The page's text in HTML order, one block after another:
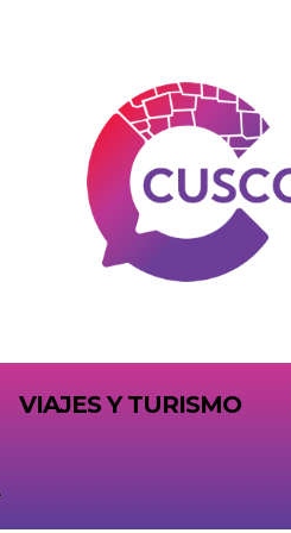
VIAJES Y TURISMO